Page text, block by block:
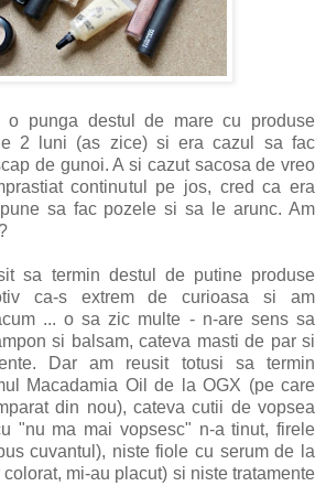
o punga destul de mare cu produse
2 luni (as zice) si era cazul sa fac
de gunoi. A si cazut sacosa de vreo
continutul pe jos, cred ca era
sa fac pozele si sa le arunc. Am
sa termin destul de putine produse
ca-s extrem de curioasa si am
... o sa zic multe - n-are sens sa
si balsam, cateva masti de par si
Dar am reusit totusi sa termin
Macadamia Oil de la OGX (pe care
din nou), cateva cutii de vopsea
"nu ma mai vopsesc" n-a tinut, firele
cuvantul), niste fiole cu serum de la
mi-au placut) si niste tratamente